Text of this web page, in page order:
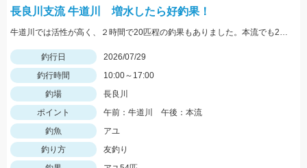
長良川支流 牛道川 増水したら好釣果！
牛道川では活性が高く、２時間で20匹程の釣果もありました。本流でも20ｃｍクラスの鮎が掛かるようになってきており楽しむことができています。
釣行日
2026/07/29
釣行時間
10:00～17:00
釣場
長良川
ポイント
午前：牛道川 午後：本流
釣魚
アユ
釣り方
友釣り